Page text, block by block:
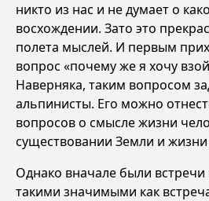
никто из нас и не думает о
восхождении. Зато это
полета мыслей. И первым
вопрос «почему же я хочу
Наверняка, таким вопросом
альпинисты. Его можно
вопросов о смысле жизни
существовании Земли и
Однако вначале были
такими значимыми как